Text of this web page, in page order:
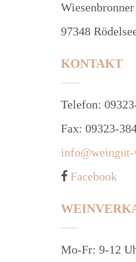
97348
KONTAKT
Telefon:
Fax: 09323-
info@weingut-
Facebook
Mo-Fr: 9-12